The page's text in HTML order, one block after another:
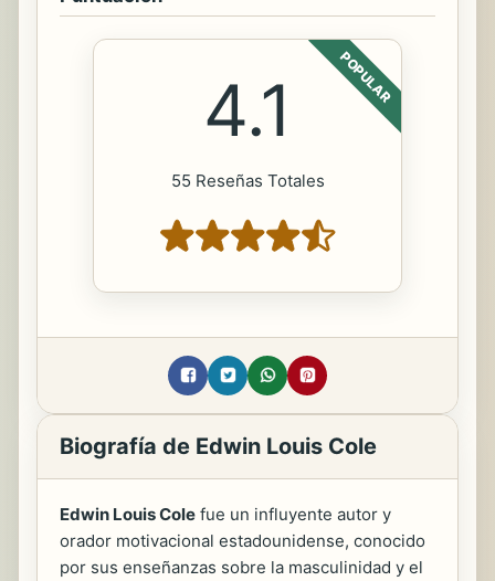
POPULAR
4.1
55 Reseñas Totales
Biografía de Edwin Louis Cole
Edwin Louis Cole fue un influyente autor y
orador motivacional estadounidense, conocido
por sus enseñanzas sobre la masculinidad y el